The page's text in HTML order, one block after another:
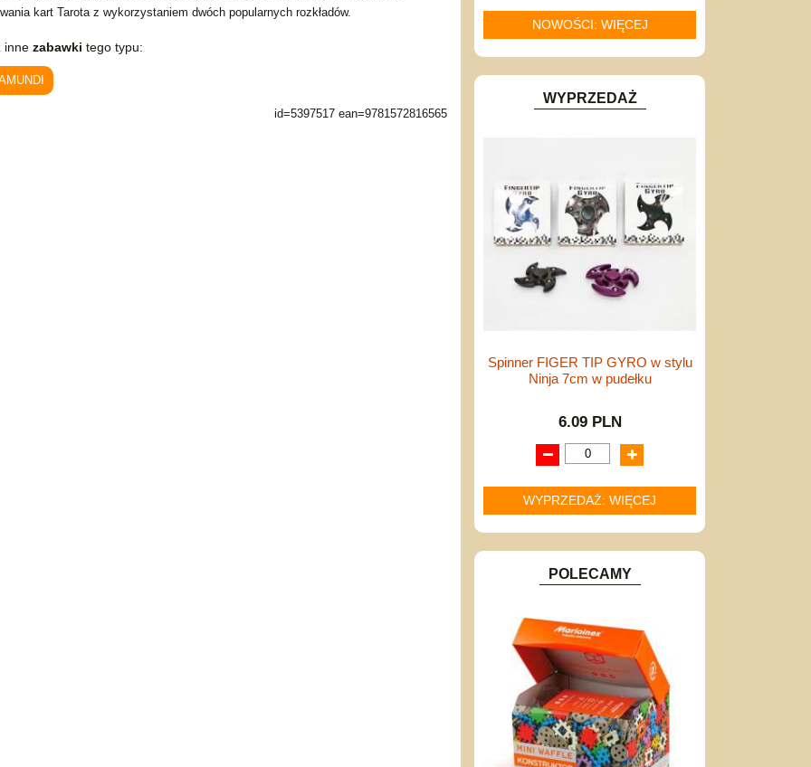
kart Tarota z wykorzystaniem dwóch popularnych rozkładów.
inne zabawki tego typu:
id=5397517 ean=9781572816565
NOWOŚCI: WIĘCEJ
WYPRZEDAŻ
Spinner FIGER TIP GYRO w stylu
Ninja 7cm w pudełku
6.09 PLN
WYPRZEDAŻ: WIĘCEJ
POLECAMY